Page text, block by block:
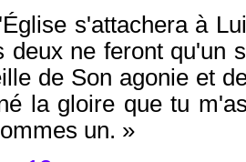
s'attachera à
deux ne feront qu'un
de Son agonie et
la gloire que tu
un. »